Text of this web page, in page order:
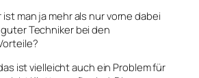
man ja mehr als nur vorne dabei
Techniker bei den
ist vielleicht auch ein Problem für